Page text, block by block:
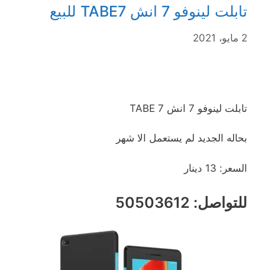
تابلت لينوفو 7 انش TABE7 للبيع
2 مايو، 2021
تابلت لينوفو 7 انش TABE 7
بحاله الجديد لم يستعمل الا شهر
السعر: 13 دينار
للتواصل: 50503612